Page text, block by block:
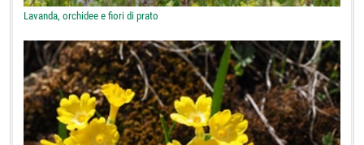
Lavanda, orchidee e fiori di prato